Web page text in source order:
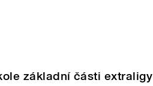
základní části extraligy